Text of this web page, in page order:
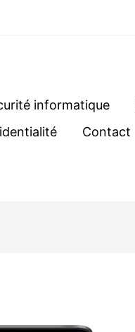
informatique
Contact